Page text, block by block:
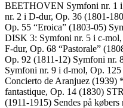
BEETHOVEN Symfoni nr. 1
nr. 2 i D-dur, Op. 36 (1801-
Op. 55 “Eroica” (1803-05)
DISK 3: Symfoni nr. 5 i c-
F-dur, Op. 68 “Pastorale”
Op. 92 (1811-12) Symfoni nr.
Symfoni nr. 9 i d-mol, Op.
Concierto de Aranjuez
fantastique, Op. 14 (1830)
(1911-1915) Sendes på købers